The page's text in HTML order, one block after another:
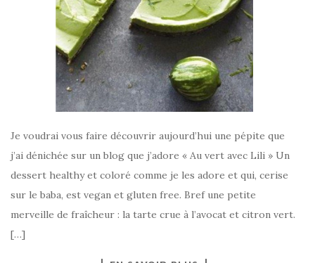
Je voudrai vous faire découvrir aujourd’hui une pépite que
j’ai dénichée sur un blog que j’adore « Au vert avec Lili » Un
dessert healthy et coloré comme je les adore et qui, cerise
sur le baba, est vegan et gluten free. Bref une petite
merveille de fraîcheur : la tarte crue à l’avocat et citron vert.
[…]